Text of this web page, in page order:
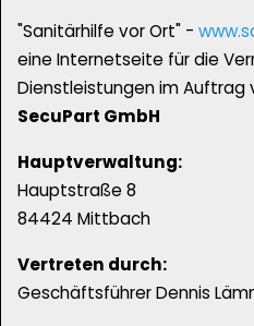
"Sanitärhilfe vor Ort" -
eine Internetseite für die
Dienstleistungen im Auftrag
SecuPart GmbH
Hauptverwaltung:
Hauptstraße 8
84424 Mittbach
Vertreten durch:
Geschäftsführer Dennis